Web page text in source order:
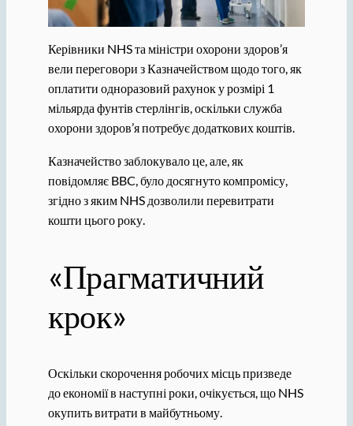
Керівники NHS та міністри охорони здоров’я
вели переговори з Казначейством щодо того, як
оплатити одноразовий рахунок у розмірі 1
мільярда фунтів стерлінгів, оскільки служба
охорони здоров’я потребує додаткових коштів.
Казначейство заблокувало це, але, як
повідомляє BBC, було досягнуто компромісу,
згідно з яким NHS дозволили перевитрати
кошти цього року.
«Прагматичний
крок»
Оскільки скорочення робочих місць призведе
до економії в наступні роки, очікується, що NHS
окупить витрати в майбутньому.